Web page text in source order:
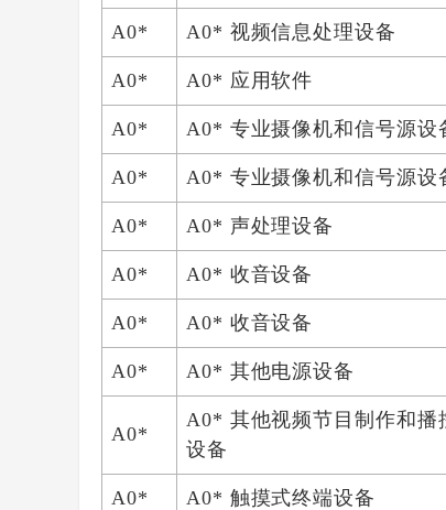
A0* A0* 视频信息处理设备
A0* A0* 应用软件
A0* A0* 专业摄像机和信号源设
A0* A0* 专业摄像机和信号源设
A0* A0* 声处理设备
A0* A0* 收音设备
A0* A0* 收音设备
A0* A0* 其他电源设备
A0*
A0* 其他视频节目制作和播
设备
A0* A0* 触摸式终端设备